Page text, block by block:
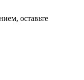
оставьте